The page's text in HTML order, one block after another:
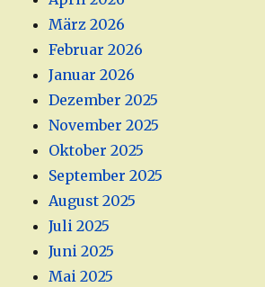
März 2026
Februar 2026
Januar 2026
Dezember 2025
November 2025
Oktober 2025
September 2025
August 2025
Juli 2025
Juni 2025
Mai 2025